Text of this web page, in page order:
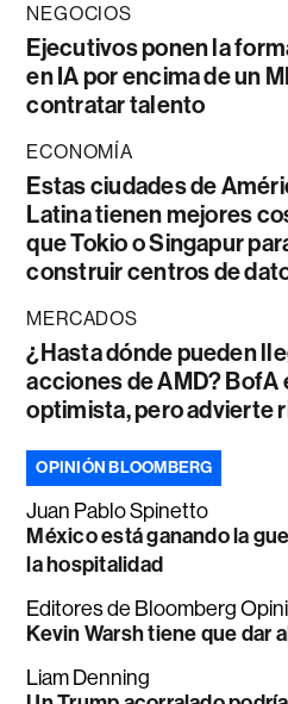
NEGOCIOS
Ejecutivos ponen la
en IA por encima de un
contratar talento
ECONOMÍA
Estas ciudades de
Latina tienen mejores
que Tokio o Singapur
construir centros de
MERCADOS
¿Hasta dónde pueden
acciones de AMD? BofA
optimista, pero advierte
OPINIÓN BLOOMBERG
Juan Pablo Spinetto
México está ganando la
la hospitalidad
Editores de Bloomberg
Kevin Warsh tiene que dar
Liam Denning